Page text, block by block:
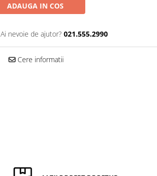
ADAUGA IN COS
Ai nevoie de ajutor? 021.555.2990
Cere informatii